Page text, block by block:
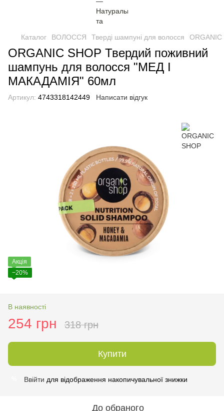
Каталог ВОЛОССЯ Тверді шампуні для волосся
ORGANIC SHOP Твердий поживний
шампунь для волосся "МЕД І
МАКАДАМІЯ" 60мл
Артикул: 4743318142449 Написати відгук
Акція
−20%
В наявності
254 грн 318 грн
Купити
Ввійти для відображення накопичувальної знижки
До обраного